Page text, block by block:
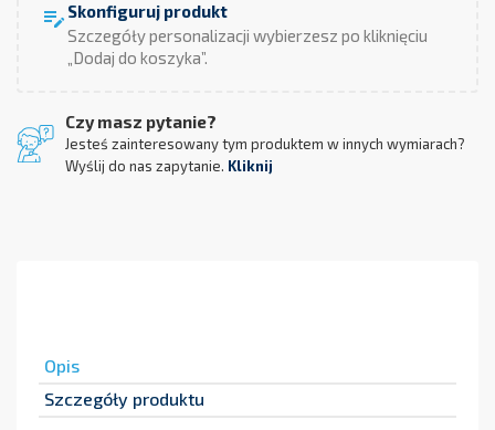
edit_note Skonfiguruj produkt
Szczegóły personalizacji wybierzesz po kliknięciu
„Dodaj do koszyka”.
Czy masz pytanie?
Jesteś zainteresowany tym produktem w innych wymiarach?
Wyślij do nas zapytanie. Kliknij
Opis
Szczegóły produktu